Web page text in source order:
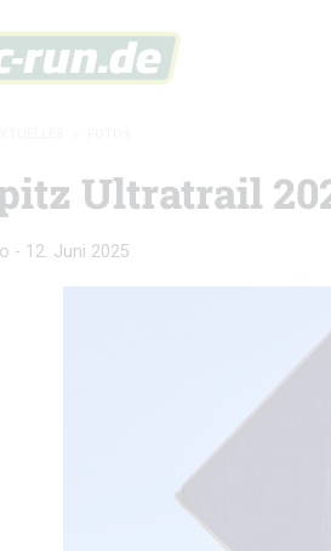
Ultratrail
- 12. Juni 2025